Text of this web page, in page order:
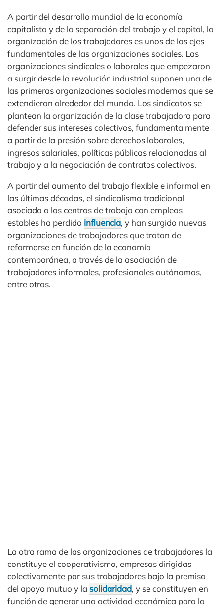
A partir del desarrollo mundial de la economía
capitalista y de la separación del trabajo y el capital, la
organización de los trabajadores es unos de los ejes
fundamentales de las organizaciones sociales. Las
organizaciones sindicales o laborales que empezaron
a surgir desde la revolución industrial suponen una de
las primeras organizaciones sociales modernas que se
extendieron alrededor del mundo. Los sindicatos se
plantean la organización de la clase trabajadora para
defender sus intereses colectivos, fundamentalmente
a partir de la presión sobre derechos laborales,
ingresos salariales, políticas públicas relacionadas al
trabajo y a la negociación de contratos colectivos.
A partir del aumento del trabajo flexible e informal en
las últimas décadas, el sindicalismo tradicional
asociado a los centros de trabajo con empleos
estables ha perdido influencia, y han surgido nuevas
organizaciones de trabajadores que tratan de
reformarse en función de la economía
contemporánea, a través de la asociación de
trabajadores informales, profesionales autónomos,
entre otros.
La otra rama de las organizaciones de trabajadores la
constituye el cooperativismo, empresas dirigidas
colectivamente por sus trabajadores bajo la premisa
del apoyo mutuo y la solidaridad, y se constituyen en
función de generar una actividad económica para la